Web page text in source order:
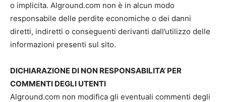
o implicita. Alground.com non è in alcun modo
responsabile delle perdite economiche o dei danni
diretti, indiretti o conseguenti derivanti dall’utilizzo delle
informazioni presenti sul sito.
DICHIARAZIONE DI NON RESPONSABILITA’ PER
COMMENTI DEGLI UTENTI
Alground.com non modifica gli eventuali commenti degli